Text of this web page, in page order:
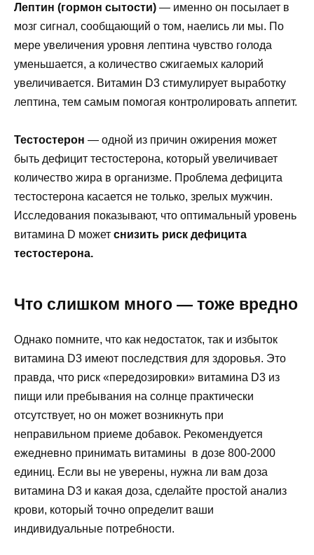
Лептин (гормон сытости) — именно он посылает в
мозг сигнал, сообщающий о том, наелись ли мы. По
мере увеличения уровня лептина чувство голода
уменьшается, а количество сжигаемых калорий
увеличивается. Витамин D3 стимулирует выработку
лептина, тем самым помогая контролировать аппетит.
Тестостерон — одной из причин ожирения может
быть дефицит тестостерона, который увеличивает
количество жира в организме. Проблема дефицита
тестостерона касается не только, зрелых мужчин.
Исследования показывают, что оптимальный уровень
витамина D может снизить риск дефицита
тестостерона.
Что слишком много — тоже вредно
Однако помните, что как недостаток, так и избыток
витамина D3 имеют последствия для здоровья. Это
правда, что риск «передозировки» витамина D3 из
пищи или пребывания на солнце практически
отсутствует, но он может возникнуть при
неправильном приеме добавок. Рекомендуется
ежедневно принимать витамины в дозе 800-2000
единиц. Если вы не уверены, нужна ли вам доза
витамина D3 и какая доза, сделайте простой анализ
крови, который точно определит ваши
индивидуальные потребности.